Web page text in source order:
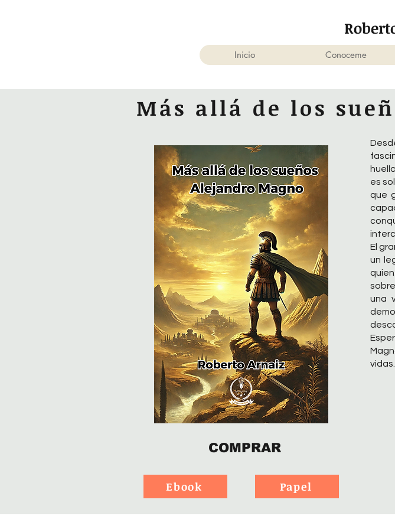
Inicio Conoceme
Más allá de los
es
que
El
un
una
vidas.
COMPRAR
Ebook Papel